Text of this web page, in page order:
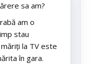
sa am?
am o
stau
la TV este
în gara.